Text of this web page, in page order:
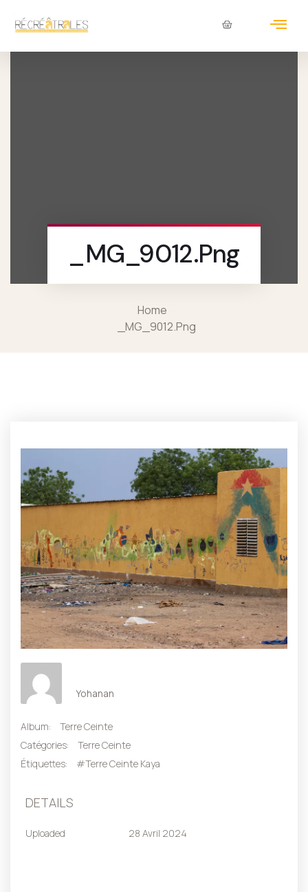
_MG_9012.png
Home
_MG_9012.png
Yohanan
Album:
Terre Ceinte
Catégories:
Terre Ceinte
Étiquettes:
#Terre Ceinte Kaya
DETAILS
Uploaded 28 Avril 2024